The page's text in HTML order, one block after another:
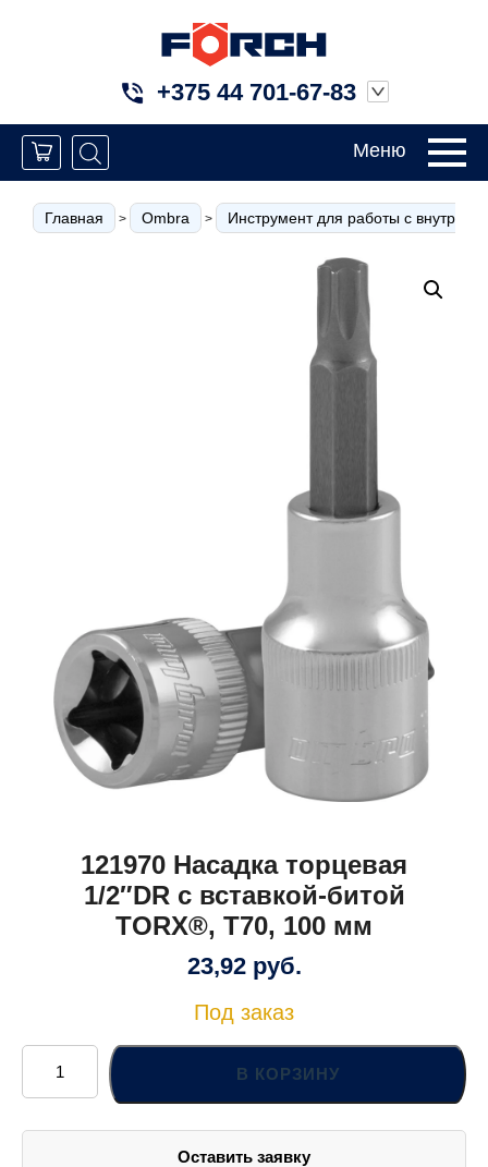
+375 44 701-67-83
Меню
Главная > Ombra > Инструмент для работы с
121970 Насадка торцевая
1/2″DR с вставкой-битой
TORX®, Т70, 100 мм
23,92 руб.
Под заказ
Количество
товара
121970
Насадка
1/2"DR
В КОРЗИНУ
Оставить заявку